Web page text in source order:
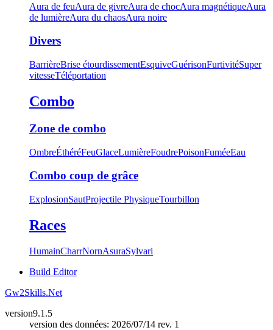
Aura de feuAura de givreAura de chocAura magnétiqueAura
de lumièreAura du chaosAura noire
Divers
BarrièreBrise étourdissementEsquiveGuérisonFurtivitéSuper
vitesseTéléportation
Combo
Zone de combo
OmbreÉthéréFeuGlaceLumièreFoudrePoisonFuméeEau
Combo coup de grâce
ExplosionSautProjectile PhysiqueTourbillon
Races
HumainCharrNornAsuraSylvari
Build Editor
Gw2Skills.Net
version9.1.5
version des données: 2026/07/14 rev. 1